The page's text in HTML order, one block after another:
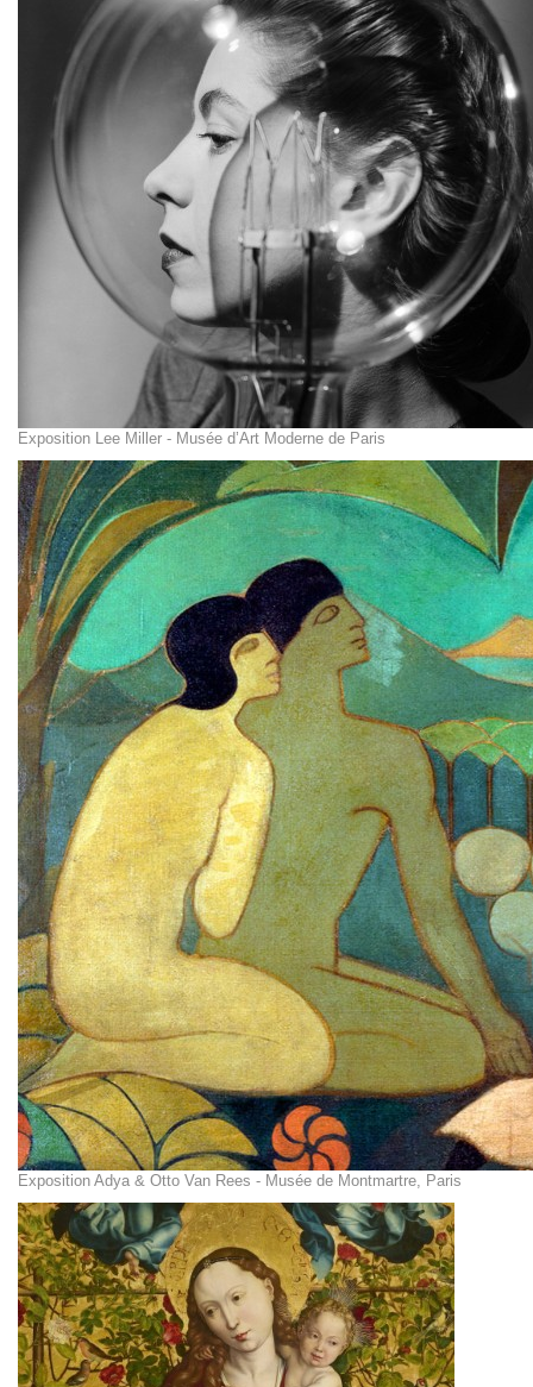
Exposition Lee Miller - Musée d’Art Moderne de Paris
Exposition Adya & Otto Van Rees - Musée de Montmartre, Paris